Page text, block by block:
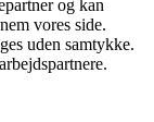
og kan
vores side.
uden samtykke.